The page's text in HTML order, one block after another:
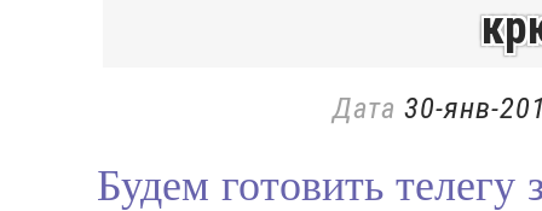
Дата 30-янв-
Будем готовить